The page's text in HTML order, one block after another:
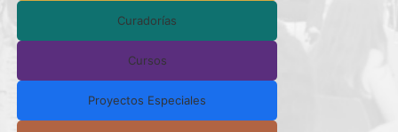
Curadorías
Cursos
Proyectos Especiales